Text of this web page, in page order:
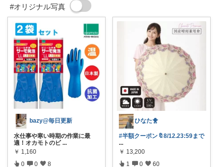
#オリジナル写真
bazy@毎日更新
水仕事や寒い時期の作業に最
適！オカモトのビ ...
￥ 1,160
0 0 8
ひなた🐥
#半額クーポン🔖8/12.23:59まで
...
￥ 13,200
1 0 60